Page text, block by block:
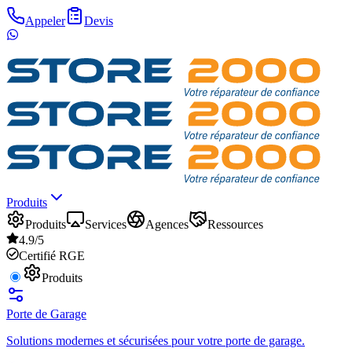
Appeler Devis
Produits
Produits
Services Agences
Ressources
4.9/5
Certifié RGE
Produits
Porte de Garage
Solutions modernes et sécurisées pour votre porte de garage.